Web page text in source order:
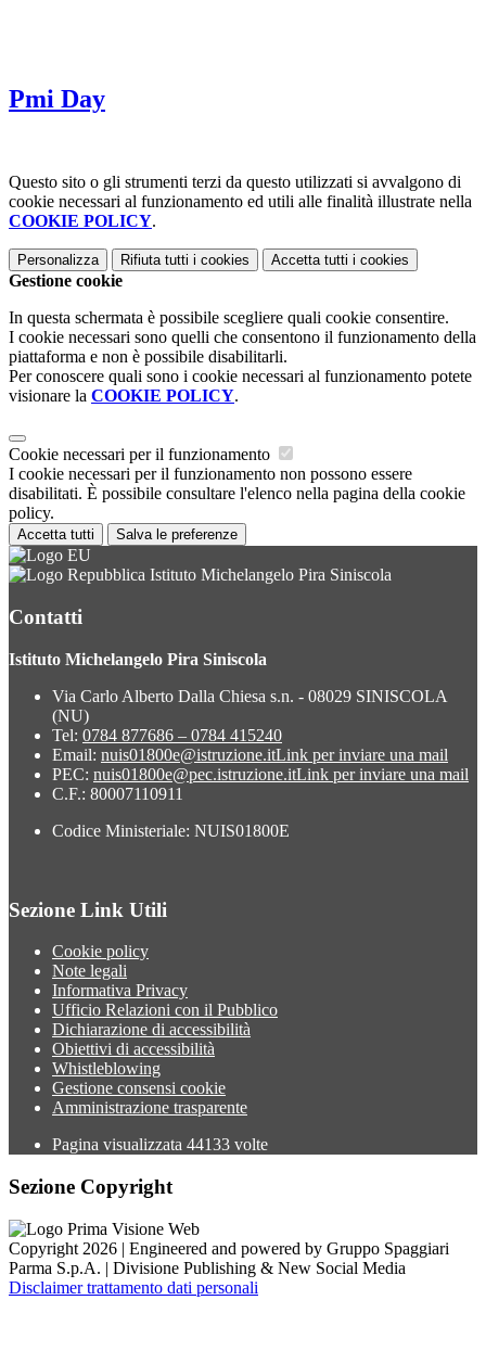
Pmi Day
Questo sito o gli strumenti terzi da questo utilizzati si avvalgono di
cookie necessari al funzionamento ed utili alle finalità illustrate nella
COOKIE POLICY.
Personalizza Rifiuta tutti i cookies Accetta tutti i cookies
Gestione cookie
In questa schermata è possibile scegliere quali cookie consentire.
I cookie necessari sono quelli che consentono il funzionamento della
piattaforma e non è possibile disabilitarli.
Per conoscere quali sono i cookie necessari al funzionamento potete
visionare la COOKIE POLICY.
Cookie necessari per il funzionamento
I cookie necessari per il funzionamento non possono essere
disabilitati. È possibile consultare l'elenco nella pagina della cookie
policy.
Accetta tutti Salva le preferenze
Istituto Michelangelo Pira Siniscola
Contatti
Istituto Michelangelo Pira Siniscola
Via Carlo Alberto Dalla Chiesa s.n. - 08029 SINISCOLA
(NU)
Tel: 0784 877686 – 0784 415240
Email: nuis01800e@istruzione.itLink per inviare una mail
PEC: nuis01800e@pec.istruzione.itLink per inviare una mail
C.F.: 80007110911
Codice Ministeriale: NUIS01800E
Sezione Link Utili
Cookie policy
Note legali
Informativa Privacy
Ufficio Relazioni con il Pubblico
Dichiarazione di accessibilità
Obiettivi di accessibilità
Whistleblowing
Gestione consensi cookie
Amministrazione trasparente
Pagina visualizzata 44133 volte
Sezione Copyright
Copyright 2026 | Engineered and powered by Gruppo Spaggiari
Parma S.p.A. | Divisione Publishing & New Social Media
Disclaimer trattamento dati personali